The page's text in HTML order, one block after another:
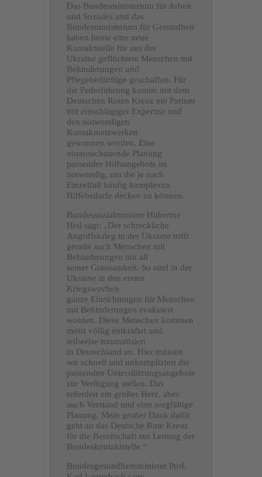
Das Bundesministerium für Arbeit
und Soziales und das
Bundesministerium für Gesundheit
haben heute eine neue
Kontaktstelle für aus der
Ukraine geflüchtete Menschen mit
Behinderungen und
Pflegebedürftige geschaffen. Für
die Federführung konnte mit dem
Deutschen Roten Kreuz ein Partner
mit einschlägiger Expertise und
den notwendigen
Kontaktnetzwerken
gewonnen werden. Eine
vorausschauende Planung
passender Hilfsangebote ist
notwendig, um die je nach
Einzelfall häufig komplexen
Hilfebedarfe decken zu können.
Bundessozialminister Hubertus
Heil sagt: „Der schreckliche
Angriffskrieg in der Ukraine trifft
gerade auch Menschen mit
Behinderungen mit all
seiner Grausamkeit. So sind in der
Ukraine in den ersten
Kriegswochen
ganze Einrichtungen für Menschen
mit Behinderungen evakuiert
worden. Diese Menschen kommen
meist völlig entkräftet und
teilweise traumatisiert
in Deutschland an. Hier müssen
wir schnell und unkompliziert die
passenden Unterstützungsangebote
zur Verfügung stellen. Das
erfordert ein großes Herz, aber
auch Verstand und eine sorgfältige
Planung. Mein großer Dank dafür
geht an das Deutsche Rote Kreuz
für die Bereitschaft zur Leitung der
Bundeskontaktstelle.“
Bundesgesundheitsminister Prof.